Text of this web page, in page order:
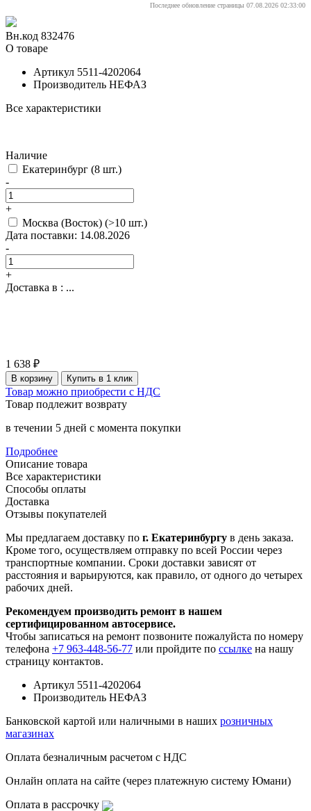
Последнее обновление страницы 07.08.2026 02:33:00
Вн.код 832476
О товаре
Артикул 5511-4202064
Производитель НЕФАЗ
Все характеристики
Наличие
Екатеринбург (8 шт.)
-
+
Москва (Восток) (>10 шт.)
Дата поставки: 14.08.2026
-
+
Доставка в : ...
1 638 ₽
В корзину Купить в 1 клик
Товар можно приобрести с НДС
Товар подлежит возврату
в течении 5 дней с момента покупки
Подробнее
Описание товара
Все характеристики
Способы оплаты
Доставка
Отзывы покупателей
Мы предлагаем доставку по г. Екатеринбургу в день заказа.
Кроме того, осуществляем отправку по всей России через
транспортные компании. Сроки доставки зависят от
расстояния и варьируются, как правило, от одного до четырех
рабочих дней.
Рекомендуем производить ремонт в нашем
сертифицированном автосервисе.
Чтобы записаться на ремонт позвоните пожалуйста по номеру
телефона +7 963-448-56-77 или пройдите по ссылке на нашу
страницу контактов.
Артикул 5511-4202064
Производитель НЕФАЗ
Банковской картой или наличными в наших розничных
магазинах
Оплата безналичным расчетом с НДС
Онлайн оплата на сайте (через платежную систему Юмани)
Оплата в рассрочку